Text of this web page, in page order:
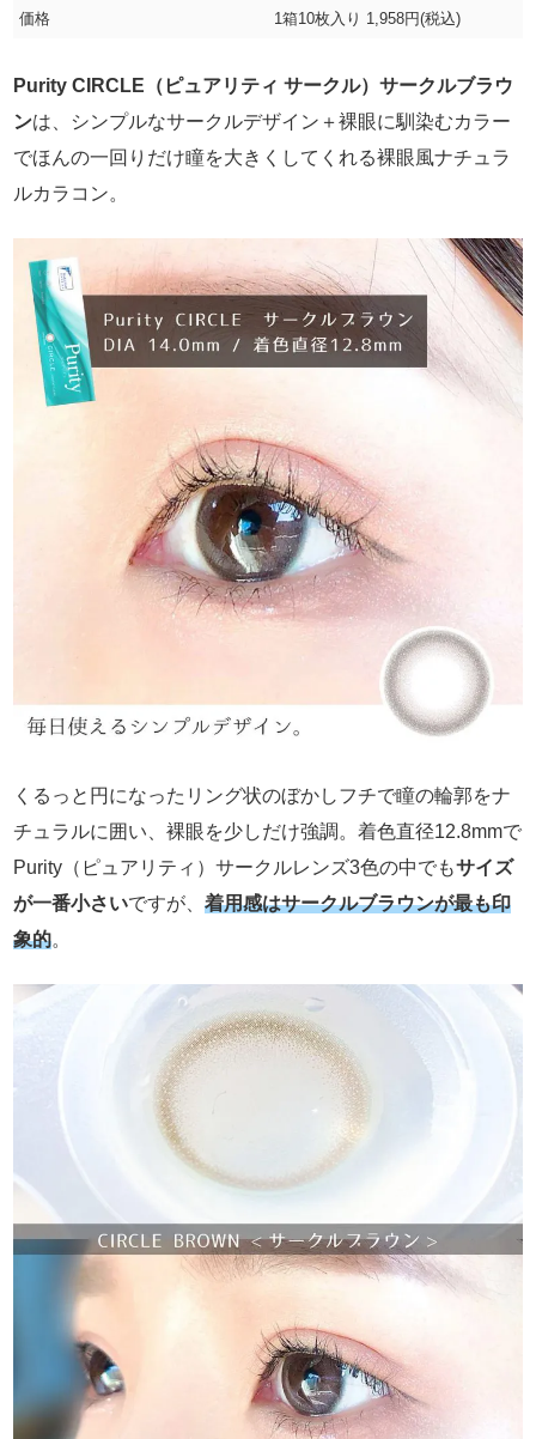
価格 1箱10枚入り 1,958円(税込)
Purity CIRCLE（ピュアリティ サークル）サークルブラウ
ンは、シンプルなサークルデザイン＋裸眼に馴染むカラー
でほんの一回りだけ瞳を大きくしてくれる裸眼風ナチュラ
ルカラコン。
くるっと円になったリング状のぼかしフチで瞳の輪郭をナ
チュラルに囲い、裸眼を少しだけ強調。着色直径12.8mmで
Purity（ピュアリティ）サークルレンズ3色の中でもサイズ
が一番小さいですが、 着用感はサークルブラウンが最も印
象的。